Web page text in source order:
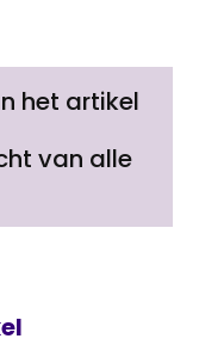
het artikel
van alle